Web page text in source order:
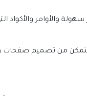
والأوامر والأكواد
من تصميم صفحات